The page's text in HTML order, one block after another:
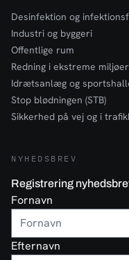
Desinfektion og
Industri og byggeri
Offentlige rum
Redning i ekstreme miljøer
Idrætsanlæg og
Stop blødningen (STB)
Sikkerhed på vej og i
NYHEDSBREV
Registrering
Fornavn
Efternavn